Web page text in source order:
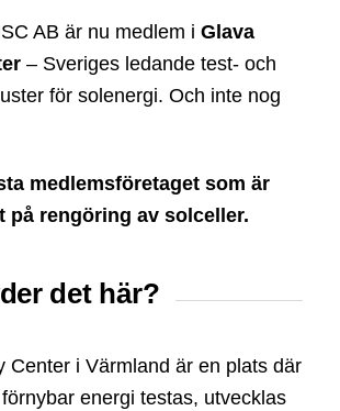
AB är nu medlem i Glava
– Sveriges ledande test- och
för solenergi. Och inte nog
medlemsföretaget som är
på rengöring av solceller.
det här?
Center i Värmland är en plats där
energi testas, utvecklas